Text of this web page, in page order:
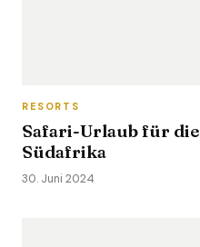
RESORTS
Safari-Urlaub für
Südafrika
30. Juni 2024